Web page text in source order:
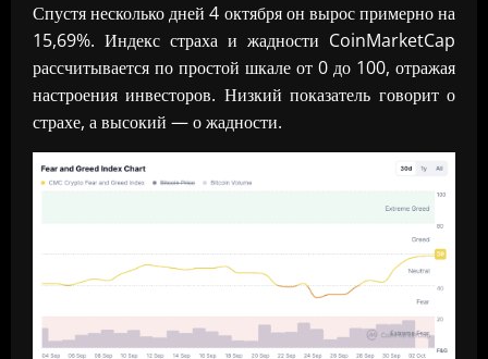
Спустя несколько дней 4 октября он вырос примерно на
15,69%. Индекс страха и жадности CoinMarketCap
рассчитывается по простой шкале от 0 до 100, отражая
настроения инвесторов. Низкий показатель говорит о
страхе, а высокий — о жадности.